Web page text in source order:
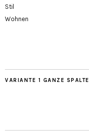
Stil
Wohnen
VARIANTE 1 GANZE SPALTE